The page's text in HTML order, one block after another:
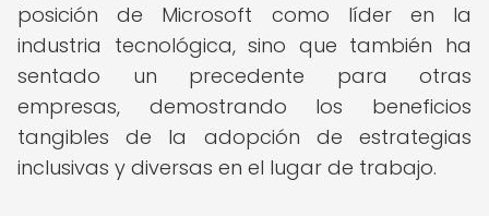
posición de Microsoft como líder en la
industria tecnológica, sino que también ha
sentado un precedente para otras
empresas, demostrando los beneficios
tangibles de la adopción de estrategias
inclusivas y diversas en el lugar de trabajo.